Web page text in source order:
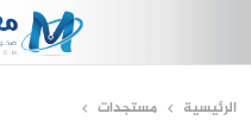
الرئيسية مستجدات